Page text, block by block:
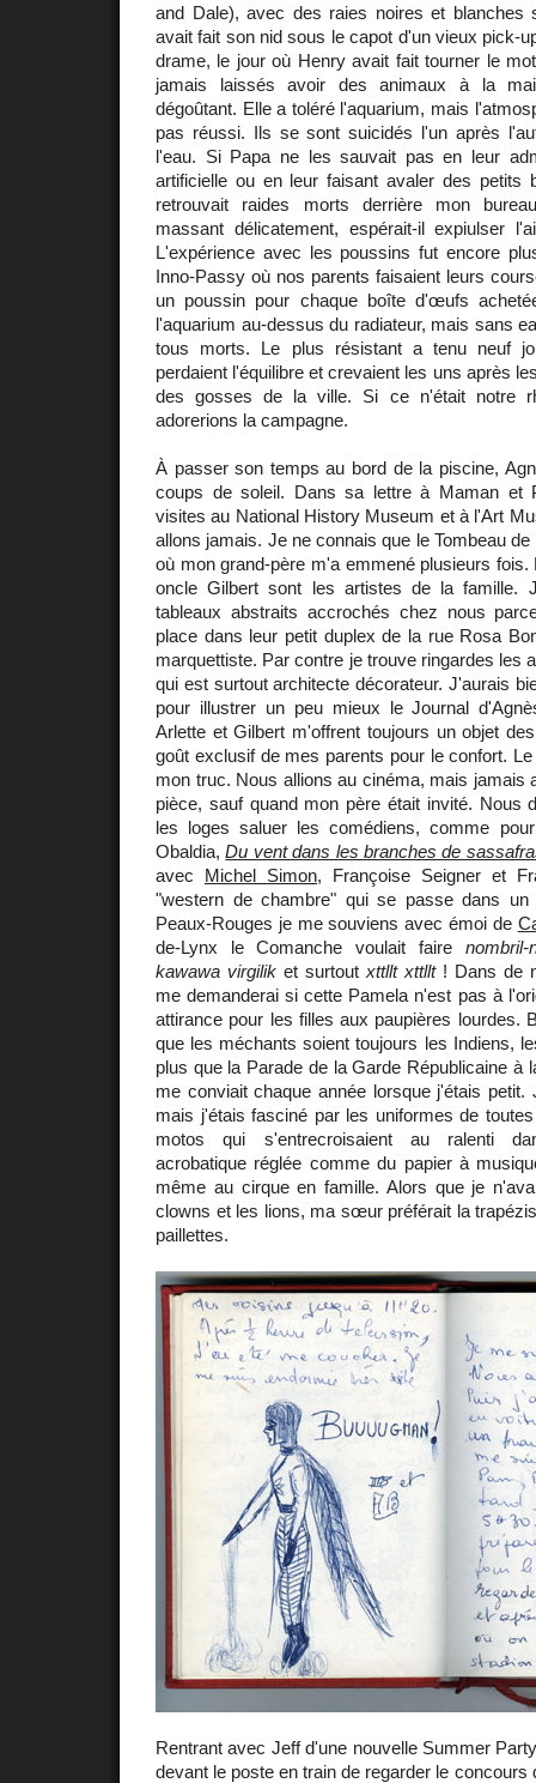
and Dale), avec des raies noires et blanches
avait fait son nid sous le capot d'un vieux pick-
drame, le jour où Henry avait fait tourner le
jamais laissés avoir des animaux à la
dégoûtant. Elle a toléré l'aquarium, mais
pas réussi. Ils se sont suicidés l'un après
l'eau. Si Papa ne les sauvait pas en leur
artificielle ou en leur faisant avaler des petits
retrouvait raides morts derrière mon
massant délicatement, espérait-il expiulser
L'expérience avec les poussins fut encore
Inno-Passy où nos parents faisaient leurs
un poussin pour chaque boîte d'œufs
l'aquarium au-dessus du radiateur, mais sans
tous morts. Le plus résistant a tenu neuf
perdaient l'équilibre et crevaient les uns après
des gosses de la ville. Si ce n'était notre
adorerions la campagne.
À passer son temps au bord de la piscine,
coups de soleil. Dans sa lettre à Maman et
visites au National History Museum et à l'Art
allons jamais. Je ne connais que le Tombeau
où mon grand-père m'a emmené plusieurs
oncle Gilbert sont les artistes de la famille.
tableaux abstraits accrochés chez nous
place dans leur petit duplex de la rue Rosa
marquettiste. Par contre je trouve ringardes les
qui est surtout architecte décorateur. J'aurais
pour illustrer un peu mieux le Journal
Arlette et Gilbert m'offrent toujours un objet
goût exclusif de mes parents pour le confort.
mon truc. Nous allions au cinéma, mais jamais
pièce, sauf quand mon père était invité. Nous
les loges saluer les comédiens, comme
Obaldia,Du vent dans les branches de
avec Michel Simon, Françoise Seigner et
"western de chambre" qui se passe dans
Peaux-Rouges je me souviens avec émoi de
de-Lynx le Comanche voulait faire
kawawa virgilik et surtout xttllt xttllt! Dans de
me demanderai si cette Pamela n'est pas à
attirance pour les filles aux paupières lourdes.
que les méchants soient toujours les Indiens,
plus que la Parade de la Garde Républicaine à
me conviait chaque année lorsque j'étais petit.
mais j'étais fasciné par les uniformes de
motos qui s'entrecroisaient au ralenti
acrobatique réglée comme du papier à
même au cirque en famille. Alors que je
clowns et les lions, ma sœur préférait la
paillettes.
Rentrant avec Jeff d'une nouvelle Summer
devant le poste en train de regarder le